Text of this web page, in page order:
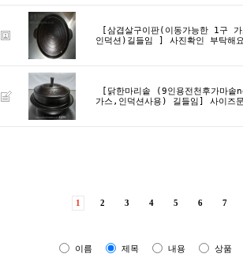
[삼겹살구이판(이동가능한 1구
인덕션)길들임 ]
사진확인 부탁해요
[닭한마리솥 (9인용전천후가마솥
가스,인덕션사용) 길들임]
사이즈
1 2 3 4 5 6 7
이름 제목 내용 상품